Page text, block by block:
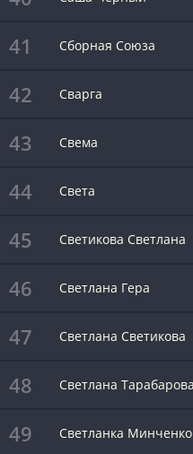
41 Сборная Союза
42 Сварга
43 Свема
44 Света
45 Светикова Светлана
46 Светлана Гера
47 Светлана Светикова
48 Светлана
49 Светланка Минченко